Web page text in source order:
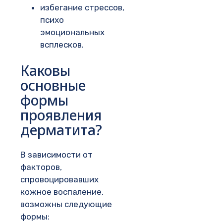
избегание стрессов,
психо
эмоциональных
всплесков.
Каковы
основные
формы
проявления
дерматита?
В зависимости от
факторов,
спровоцировавших
кожное воспаление,
возможны следующие
формы: